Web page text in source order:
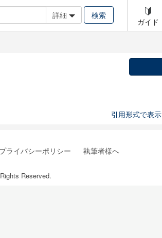
詳細
ガイド
引用形式で表示
プライバシーポリシー 執筆者様へ
Reserved.